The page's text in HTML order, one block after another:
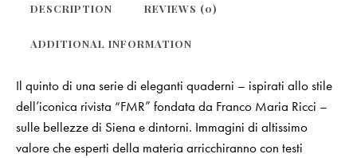
DESCRIPTION REVIEWS (0)
ADDITIONAL INFORMATION
Il quinto di una serie di eleganti quaderni – ispirati allo stile
dell’iconica rivista “FMR” fondata da Franco Maria Ricci –
sulle bellezze di Siena e dintorni. Immagini di altissimo
valore che esperti della materia arricchiranno con testi